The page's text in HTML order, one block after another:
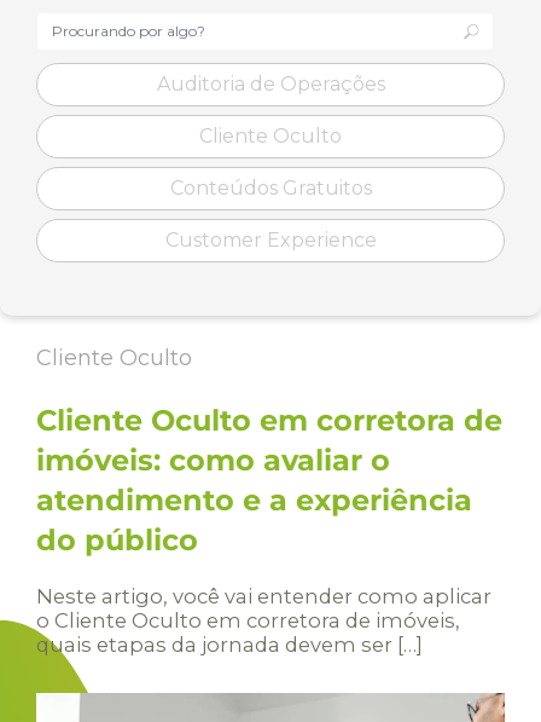
Auditoria de Operações
Cliente Oculto
Conteúdos Gratuitos
Customer Experience
Cliente Oculto
Cliente Oculto em corretora de
imóveis: como avaliar o
atendimento e a experiência
do público
Neste artigo, você vai entender como aplicar
o Cliente Oculto em corretora de imóveis,
quais etapas da jornada devem ser […]